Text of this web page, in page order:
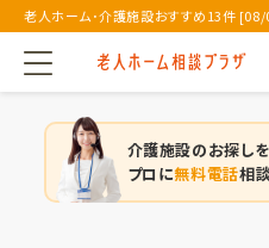
老人ホーム･介護施設おすすめ13件
介護施設のお探しを
プロに無料電話相談